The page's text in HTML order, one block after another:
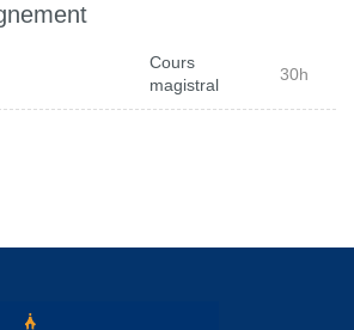
Cours
magistral
30h